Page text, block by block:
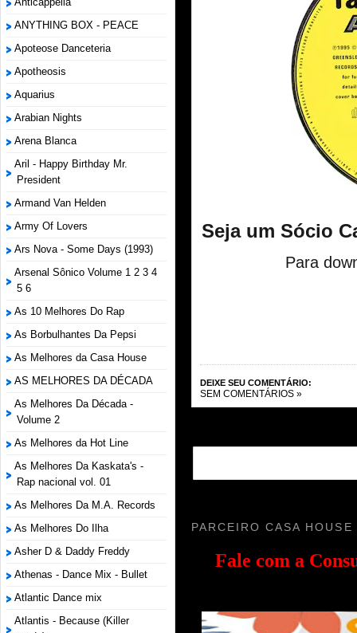
ANYTHING BOX - PEACE
Apoteose Danceteria
Apotheosis
Aquarius
Arabian Nights
Arena Blanca
Aril - Happy Birthday Mr.
President
Armand Van Helden
Army Of Lovers
Ars Nova - Some Days (1993)
Arsenal Sônico Volume 1 2 3 4
5 6
As 10 Melhores Do Rap
As Borbulhantes Da Pepsi
As Melhores da Casa House
AS MELHORES DA DÉCADA
As Melhores Da Década -
Volume 2
As Melhores da Hot Line
As Melhores Da Kaskata's -
Rap nacional vol. 01
As Melhores Da M.A. Records
As Melhores Do Ilha
Asher D & Daddy Freddy
Athenas - Dance Mix - Bullet
Atlantic Dance mix
Atlantis - Because (Killer
Seja um Sócio
Para
DEIXE SEU COMENTÁRIO:
SEM COMENTÁRIOS »
PARCEIRO CASA HOUSE
Fale com a